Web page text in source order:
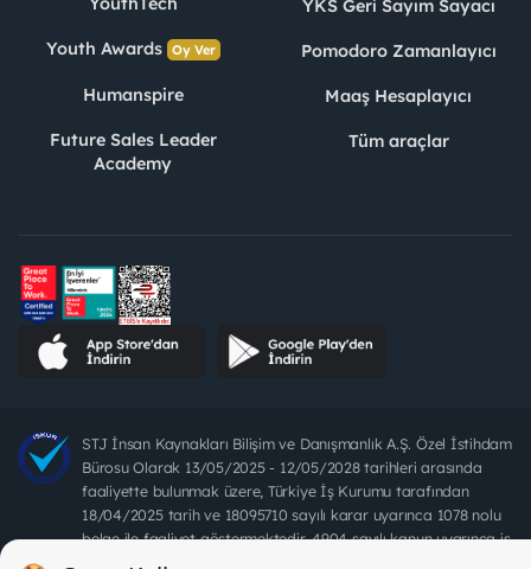
Youth Awards Oy Ver
Humanspire
Future Sales Leader
Academy
YKS Geri Sayım Sayacı
Pomodoro Zamanlayıcı
Maaş Hesaplayıcı
Tüm araçlar
STJ İnsan Kaynakları Bilişim ve Danışmanlık A.Ş. Özel İstihdam
Bürosu Olarak 13/05/2025 - 12/05/2028 tarihleri arasında
faaliyette bulunmak üzere, Türkiye İş Kurumu tarafından
18/04/2025 tarih ve 18095710 sayılı karar uyarınca 1078 nolu
belge ile faaliyet göstermektedir. 4904 sayılı kanun uyarınca iş